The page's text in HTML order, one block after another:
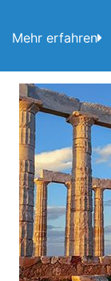
Mehr erfahren